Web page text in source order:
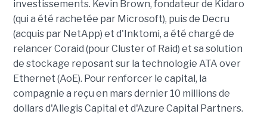
investissements. Kevin Brown, fondateur de Kidaro
(qui a été rachetée par Microsoft), puis de Decru
(acquis par NetApp) et d'Inktomi, a été chargé de
relancer Coraid (pour Cluster of Raid) et sa solution
de stockage reposant sur la technologie ATA over
Ethernet (AoE). Pour renforcer le capital, la
compagnie a reçu en mars dernier 10 millions de
dollars d'Allegis Capital et d'Azure Capital Partners.